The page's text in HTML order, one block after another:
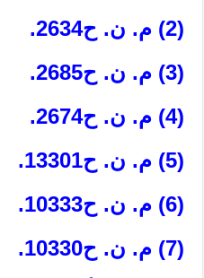
(2) م. ن. ح‏2634.
(3) م. ن. ح‏2685.
(4) م. ن. ح‏2674.
(5) م. ن. ح‏13301.
(6) م. ن. ح‏10333.
(7) م. ن. ح‏10330.